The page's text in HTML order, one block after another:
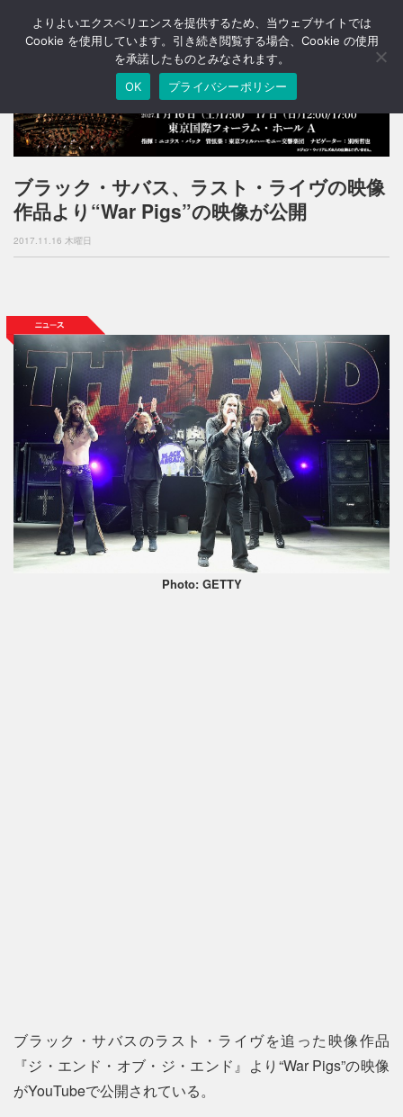
T
o
a
v
i
g
o
ブラック・サバス、ラスト・ライヴの映像
作品より“War Pigs”の映像が公開
2017.11.16 木曜日
Photo: GETTY
ブラック・サバスのラスト・ライヴを追った映像作品
『ジ・エンド・オブ・ジ・エンド』より“War Pigs”の映像
がYouTubeで公開されている。
よりよいエクスペリエンスを提供するため、当ウェブサイトでは
Cookie を使用しています。引き続き閲覧する場合、Cookie の使用
を承諾したものとみなされます。
OK
プライバシーポリシー